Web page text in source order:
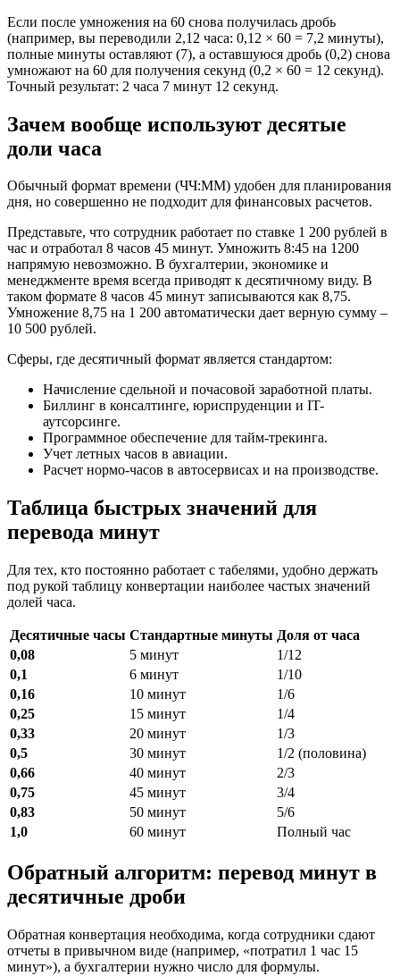
Если после умножения на 60 снова получилась дробь
(например, вы переводили 2,12 часа: 0,12 × 60 = 7,2 минуты),
полные минуты оставляют (7), а оставшуюся дробь (0,2) снова
умножают на 60 для получения секунд (0,2 × 60 = 12 секунд).
Точный результат: 2 часа 7 минут 12 секунд.
Зачем вообще используют десятые
доли часа
Обычный формат времени (ЧЧ:ММ) удобен для планирования
дня, но совершенно не подходит для финансовых расчетов.
Представьте, что сотрудник работает по ставке 1 200 рублей в
час и отработал 8 часов 45 минут. Умножить 8:45 на 1200
напрямую невозможно. В бухгалтерии, экономике и
менеджменте время всегда приводят к десятичному виду. В
таком формате 8 часов 45 минут записываются как 8,75.
Умножение 8,75 на 1 200 автоматически дает верную сумму –
10 500 рублей.
Сферы, где десятичный формат является стандартом:
Начисление сдельной и почасовой заработной платы.
Биллинг в консалтинге, юриспруденции и IT-
аутсорсинге.
Программное обеспечение для тайм-трекинга.
Учет летных часов в авиации.
Расчет нормо-часов в автосервисах и на производстве.
Таблица быстрых значений для
перевода минут
Для тех, кто постоянно работает с табелями, удобно держать
под рукой таблицу конвертации наиболее частых значений
долей часа.
Десятичные часы Стандартные минуты Доля от часа
0,08
5 минут
1/12
0,1
6 минут
1/10
0,16
10 минут
1/6
0,25
15 минут
1/4
0,33
20 минут
1/3
0,5
30 минут
1/2 (половина)
0,66
40 минут
2/3
0,75
45 минут
3/4
0,83
50 минут
5/6
1,0
60 минут Полный час
Обратный алгоритм: перевод минут в
десятичные дроби
Обратная конвертация необходима, когда сотрудники сдают
отчеты в привычном виде (например, «потратил 1 час 15
минут»), а бухгалтерии нужно число для формулы.